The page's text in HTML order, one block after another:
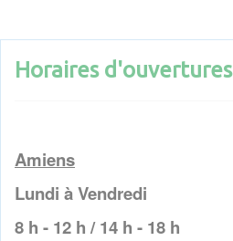
Horaires d'ouvertures
Amiens
Lundi à Vendredi
8 h - 12 h / 14 h - 18 h